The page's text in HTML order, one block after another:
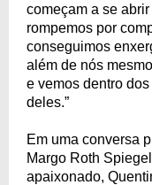
começam a se
rompemos por
conseguimos
além de nós
e vemos dentro
deles.”
Em uma conversa
Margo Roth
apaixonado,